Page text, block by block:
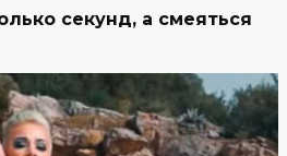
секунд, а смеяться